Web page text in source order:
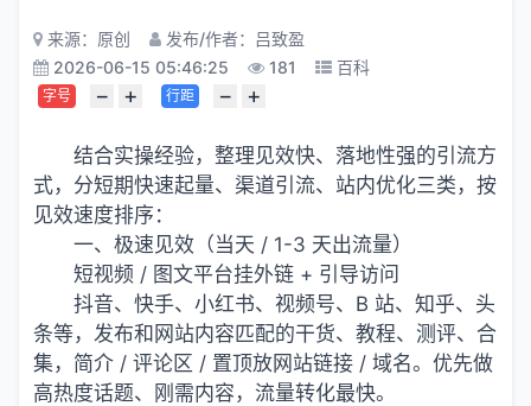
来源：原创
发布/作者：吕致盈
2026-06-15 05:46:25
181 百科
字号 − + 行距 − +
结合实操经验，整理见效快、落地性强的引流方
式，分短期快速起量、渠道引流、站内优化三类，按
见效速度排序：
一、极速见效（当天 / 1-3 天出流量）
短视频 / 图文平台挂外链 + 引导访问
抖音、快手、小红书、视频号、B 站、知乎、头
条等，发布和网站内容匹配的干货、教程、测评、合
集，简介 / 评论区 / 置顶放网站链接 / 域名。优先做
高热度话题、刚需内容，流量转化最快。